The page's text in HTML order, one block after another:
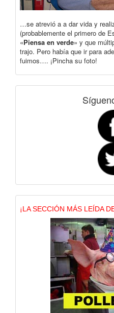
…se atrevió a a dar vida y
(probablemente el primero de
«Piensa en verde» y que
trajo. Pero había que ir para
fuimos…. ¡Pincha su foto!
¡LA SECCIÓN MÁS LEÍDA